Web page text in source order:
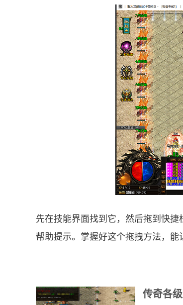
先在技能界面找到它，然后拖到快
帮助提示。掌握好这个拖拽方法，能
传奇各